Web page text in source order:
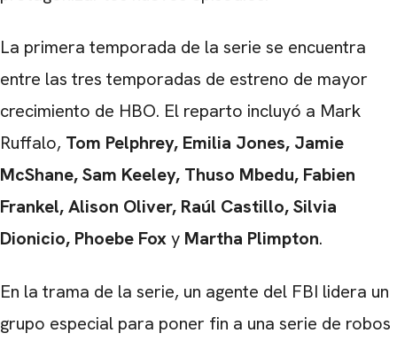
La primera temporada de la serie se encuentra
entre las tres temporadas de estreno de mayor
crecimiento de HBO. El reparto incluyó a Mark
Ruffalo, Tom Pelphrey, Emilia Jones, Jamie
McShane, Sam Keeley, Thuso Mbedu, Fabien
Frankel, Alison Oliver, Raúl Castillo, Silvia
Dionicio, Phoebe Foxy Martha Plimpton.
En la trama de la serie, un agente del FBI lidera un
grupo especial para poner fin a una serie de robos